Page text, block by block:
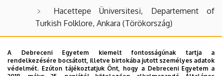
Hacettepe Üniversitesi, Departement of
Turkish Folklore, Ankara (Törökország)
Universität Wien, Institut für Germanistik/
Neuere Deutsche Literatur (Ausztria)
University of Turku Department of Cultural
A Debreceni Egyetem kiemelt fontosságúnak tartja a
rendelkezésére bocsátott, illetve birtokába jutott személyes adatok
védelmét. Ezúton tájékoztatjuk Önt, hogy a Debreceni Egyetem a